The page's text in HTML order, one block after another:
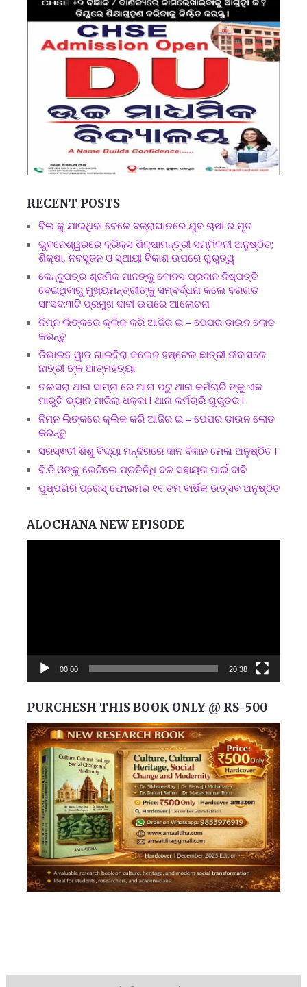
RECENT POSTS
ବିଲ କୁ ଯାଇଥିବା ବେଳେ ବଜ୍ରାଘାତରେ ଯୁବ ଚାଷୀ ର ମୃତ
ଭୁବନେଶ୍ୱରରେ ବ୍ରିକ୍ସ ଶିକ୍ଷାମନ୍ତ୍ରୀ ସମ୍ମିଳନୀ ଅନୁଷ୍ଠିତ;
ଶିକ୍ଷା, ନବସୃଜନ ଓ ସ୍ଥାୟୀ ବିକାଶ ଉପରେ ଗୁରୁତ୍ୱ
କେନ୍ଦୁପତ୍ର ଶ୍ରମିକ ମାନଙ୍କୁ ବୋନସ ପ୍ରଦାନ ନିଷ୍ପତ୍ତି
ଦେଇଥିବାରୁ ମୁଖ୍ୟମନ୍ତ୍ରୀଙ୍କୁ ସମ୍ବର୍ଦ୍ଧନା କଲେ ବରଗଡ
ସାଂସଦ:୩ଟି ପ୍ରମୁଖ ଦାବୀ ଉପରେ ଆଲୋଚନା
ନିମ୍ନ ଲିଙ୍କରେ କ୍ଲିକ କରି ଆଜିର ଇ – ପେପର ଡାଉନ ଲୋଡ
କରନ୍ତୁ
ଡିଭାଇନ ୱାଡ ଗାଇବିରା କଲେଜ ହଷ୍ଟେଲ ଛାତ୍ରୀ ନୀବାସରେ
ଛାତ୍ରୀ ଙ୍କ ଆତ୍ମହତ୍ୟା
ତଲସରା ଥାନା ସାମ୍ନା ରେ ଆଗ ପଟୁ ଥାନା କର୍ମଚାରି ଙ୍କୁ ଏକ
ମାରୁତି ଭ୍ୟାନ ମାରିଲା ଧକ୍କା l ଥାନା କର୍ମଚାରି ଗୁରୁତର l
ନିମ୍ନ ଲିଙ୍କରେ କ୍ଲିକ କରି ଆଜିର ଇ – ପେପର ଡାଉନ ଲୋଡ
କରନ୍ତୁ
ସରସ୍ଵତୀ ଶିଶୁ ବିଦ୍ୟା ମନ୍ଦିରରେ ଜ୍ଞାନ ବିଜ୍ଞାନ ମେଳା ଅନୁଷ୍ଠିତ !
ବି.ଡି.ଓଙ୍କୁ ଭେଟିଲେ ପ୍ରତିନିଧି ଦଳ ସହାୟତା ପାଇଁ ଦାବି
ପୁଷ୍ପଗିରି ପ୍ରେସ୍ ଫୋରମର ୧୧ ତମ ବାର୍ଷିକ ଉତ୍ସବ ଅନୁଷ୍ଠିତ
ALOCHANA NEW EPISODE
00:00 20:38
PURCHESH THIS BOOK ONLY @ RS-500